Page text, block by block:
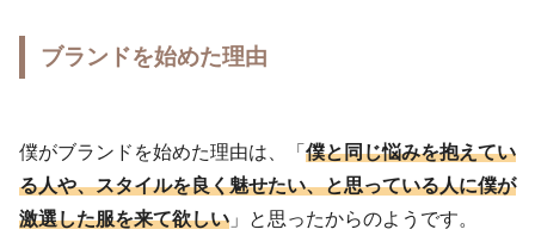
ブランドを始めた理由
僕がブランドを始めた理由は、「 僕と同じ悩みを抱えてい
る人や、スタイルを良く魅せたい、と思っている人に僕が
激選した服を来て欲しい 」と思ったからのようです。